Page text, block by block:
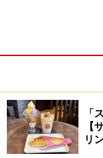
「
【
リ